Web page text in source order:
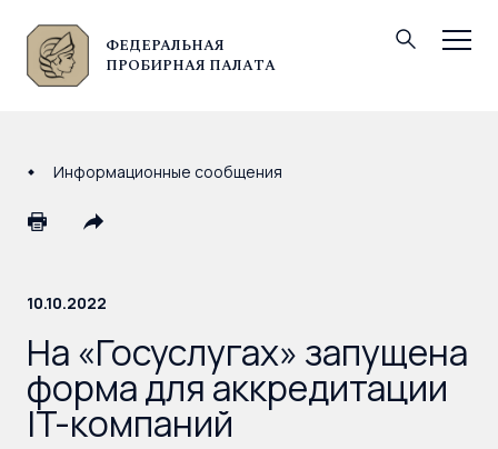
ФЕДЕРАЛЬНАЯ
ПРОБИРНАЯ ПАЛАТА
© Федеральная пробирная палата, 2026
Информационные сообщения
10.10.2022
На «Госуслугах» запущена
форма для аккредитации
IT-компаний